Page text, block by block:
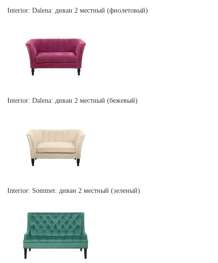
Interior: Dalena: диван 2 местный (фиолетовый)
Interior: Dalena: диван 2 местный (бежевый)
Interior: Sommet: диван 2 местный (зеленый)